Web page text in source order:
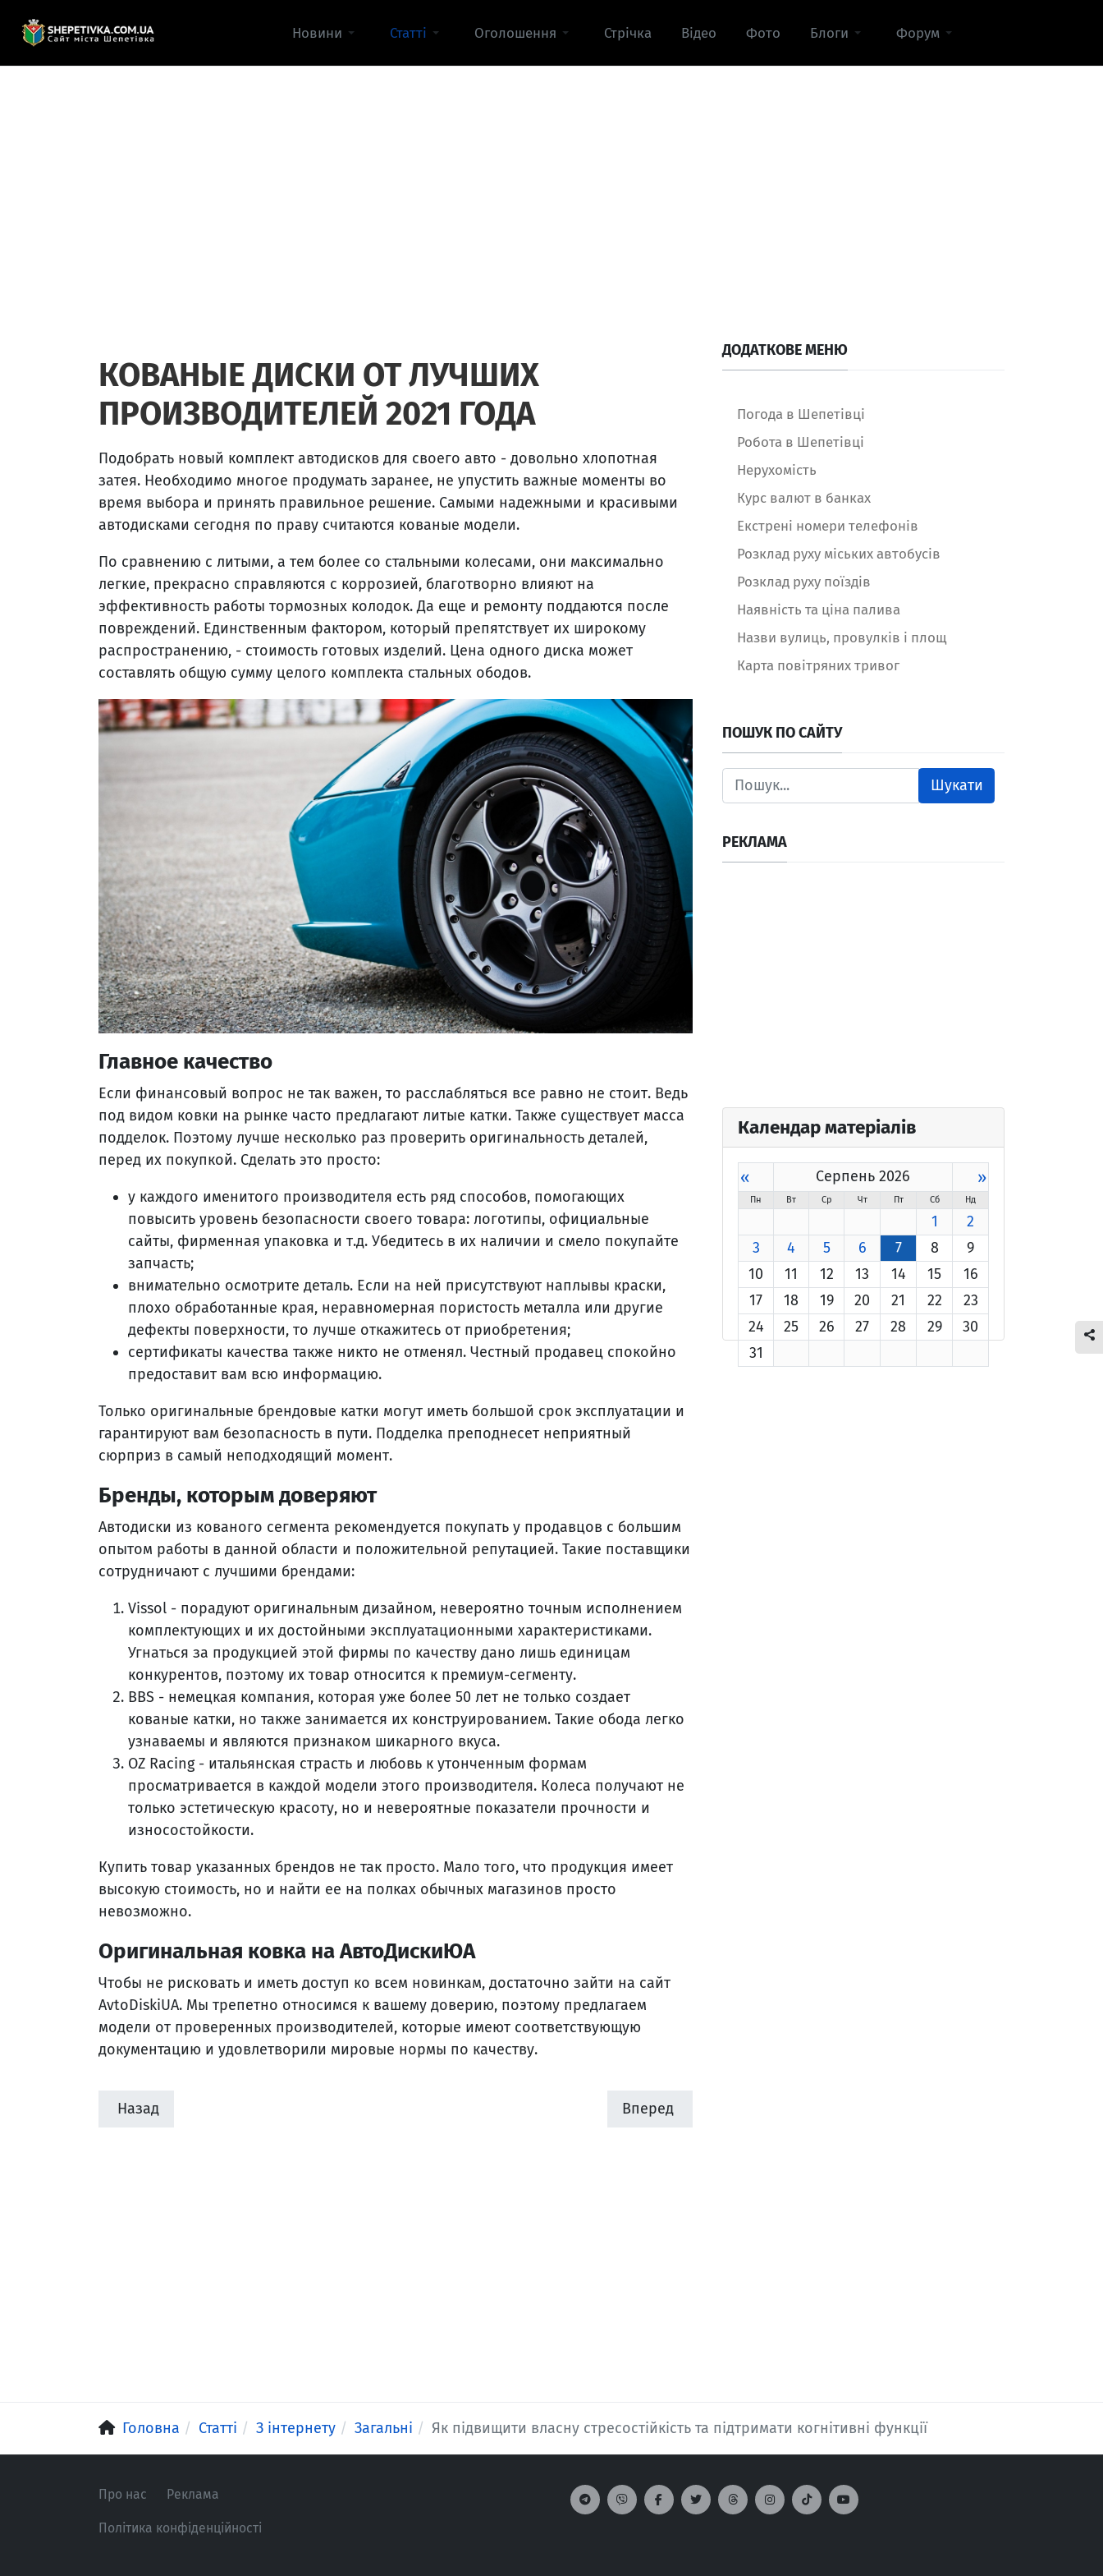
Новини Статті Оголошення Стрічка Відео Фото Блоги Форум
КОВАНЫЕ ДИСКИ ОТ ЛУЧШИХ
ПРОИЗВОДИТЕЛЕЙ 2021 ГОДА
Подобрать новый комплект автодисков для своего авто - довольно хлопотная
затея. Необходимо многое продумать заранее, не упустить важные моменты во
время выбора и принять правильное решение. Самыми надежными и красивыми
автодисками сегодня по праву считаются кованые модели.
По сравнению с литыми, а тем более со стальными колесами, они максимально
легкие, прекрасно справляются с коррозией, благотворно влияют на
эффективность работы тормозных колодок. Да еще и ремонту поддаются после
повреждений. Единственным фактором, который препятствует их широкому
распространению, - стоимость готовых изделий. Цена одного диска может
составлять общую сумму целого комплекта стальных ободов.
Главное качество
Если финансовый вопрос не так важен, то расслабляться все равно не стоит. Ведь
под видом ковки на рынке часто предлагают литые катки. Также существует масса
подделок. Поэтому лучше несколько раз проверить оригинальность деталей,
перед их покупкой. Сделать это просто:
у каждого именитого производителя есть ряд способов, помогающих
повысить уровень безопасности своего товара: логотипы, официальные
сайты, фирменная упаковка и т.д. Убедитесь в их наличии и смело покупайте
запчасть;
внимательно осмотрите деталь. Если на ней присутствуют наплывы краски,
плохо обработанные края, неравномерная пористость металла или другие
дефекты поверхности, то лучше откажитесь от приобретения;
сертификаты качества также никто не отменял. Честный продавец спокойно
предоставит вам всю информацию.
Только оригинальные брендовые катки могут иметь большой срок эксплуатации и
гарантируют вам безопасность в пути. Подделка преподнесет неприятный
сюрприз в самый неподходящий момент.
Бренды, которым доверяют
Автодиски из кованого сегмента рекомендуется покупать у продавцов с большим
опытом работы в данной области и положительной репутацией. Такие поставщики
сотрудничают с лучшими брендами:
Vissol - порадуют оригинальным дизайном, невероятно точным исполнением
комплектующих и их достойными эксплуатационными характеристиками.
Угнаться за продукцией этой фирмы по качеству дано лишь единицам
конкурентов, поэтому их товар относится к премиум-сегменту.
BBS - немецкая компания, которая уже более 50 лет не только создает
кованые катки, но также занимается их конструированием. Такие обода легко
узнаваемы и являются признаком шикарного вкуса.
OZ Racing - итальянская страсть и любовь к утонченным формам
просматривается в каждой модели этого производителя. Колеса получают не
только эстетическую красоту, но и невероятные показатели прочности и
износостойкости.
Купить товар указанных брендов не так просто. Мало того, что продукция имеет
высокую стоимость, но и найти ее на полках обычных магазинов просто
невозможно.
Оригинальная ковка на АвтоДискиЮА
Чтобы не рисковать и иметь доступ ко всем новинкам, достаточно зайти на сайт
AvtoDiskiUA. Мы трепетно относимся к вашему доверию, поэтому предлагаем
модели от проверенных производителей, которые имеют соответствующую
документацию и удовлетворили мировые нормы по качеству.
Назад Вперед
ДОДАТКОВЕ МЕНЮ
Погода в Шепетівці
Робота в Шепетівці
Нерухомість
Курс валют в банках
Екстрені номери телефонів
Розклад руху міських автобусів
Розклад руху поїздів
Наявність та ціна палива
Назви вулиць, провулків і площ
Карта повітряних тривог
ПОШУК ПО САЙТУ
Шукати
РЕКЛАМА
Календар матеріалів
« Серпень 2026 »
Пн Вт Ср Чт Пт Сб Нд
1
2
3
4 5 6 7 8
9
10
11 12 13 14 15
16
17
18 19 20 21 22
23
24
25 26 27 28 29
30
31
Головна Статті З інтернету Загальні Як підвищити власну стресостійкість та підтримати когнітивні функції
Про нас Реклама
Політика конфіденційності